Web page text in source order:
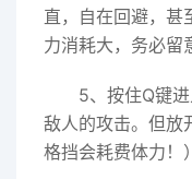
直，自在回避，甚
力消耗大，务必留
5、按住Q键
敌人的攻击。但放
格挡会耗费体力！